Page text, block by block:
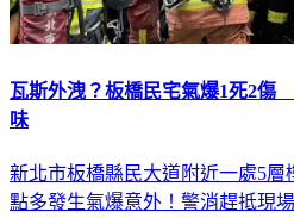
瓦斯外洩？板橋民宅氣爆1死2傷
味
新北市板橋縣民大道附近一處5層
點多發生氣爆意外！警消趕抵現